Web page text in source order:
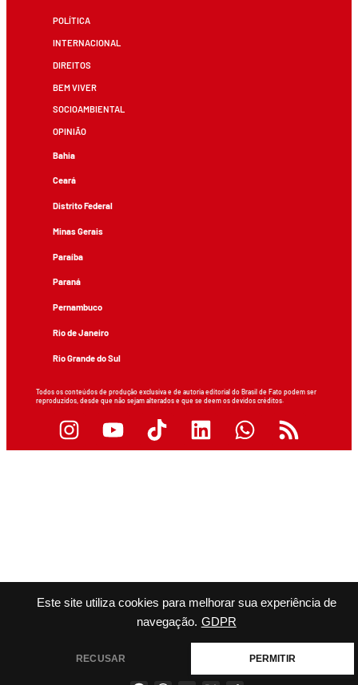
Este site utiliza cookies para melhorar sua experiência de
navegação. GDPR
RECUSAR PERMITIR
POLÍTICA
INTERNACIONAL
DIREITOS
BEM VIVER
SOCIOAMBIENTAL
OPINIÃO
Bahia
Ceará
Distrito Federal
Minas Gerais
Paraíba
Paraná
Pernambuco
Rio de Janeiro
Rio Grande do Sul
Todos os conteúdos de produção exclusiva e de autoria editorial do Brasil de Fato podem ser
reproduzidos, desde que não sejam alterados e que se deem os devidos créditos.